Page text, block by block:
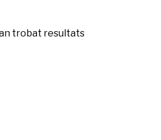
trobat resultats